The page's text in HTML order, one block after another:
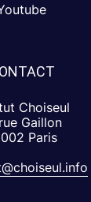
Choiseul
Gaillon
Paris